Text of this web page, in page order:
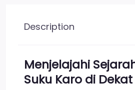
Description
Menjelajahi
Suku Karo di